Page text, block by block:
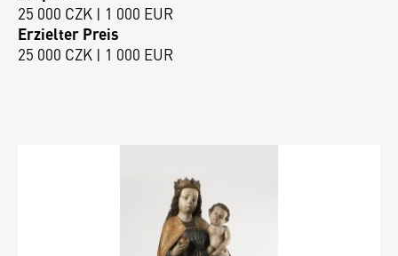
25 000 CZK | 1 000 EUR
Erzielter Preis
25 000 CZK | 1 000 EUR